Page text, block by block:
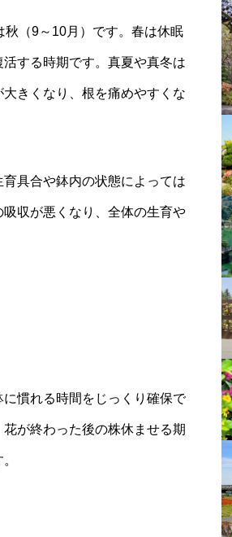
（9～10月）です。春は休眠
する時期です。真夏や真冬は
きくなり、根を痛めやすくな
具合や鉢内の状態によっては
収が悪くなり、全体の生育や
慣れる時間をじっくり確保で
が終わった後の株休ませる期